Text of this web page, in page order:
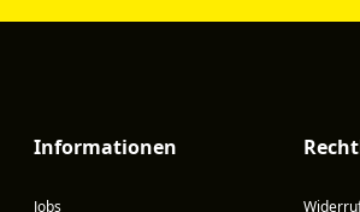
Informationen
Jobs